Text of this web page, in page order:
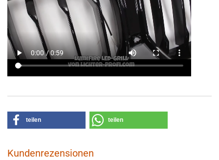
teilen teilen
Kundenrezensionen